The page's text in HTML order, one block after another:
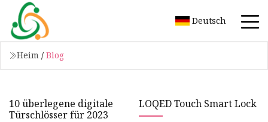
Deutsch
Heim / Blog
10 überlegene digitale
Türschlösser für 2023
LOQED Touch Smart Lock